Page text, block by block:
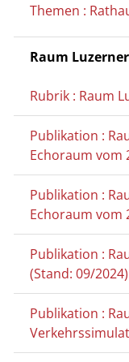
Themen :
Raum
Rubrik : Raum
Publikation :
Echoraum vom
Publikation :
Echoraum vom
Publikation :
(Stand: 09/2024)
Publikation :